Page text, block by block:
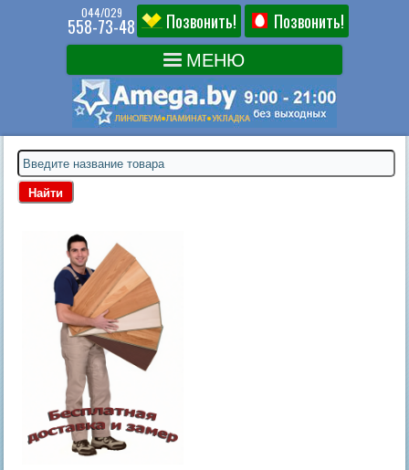
044/029
558-73-48 Позвонить! Позвонить!